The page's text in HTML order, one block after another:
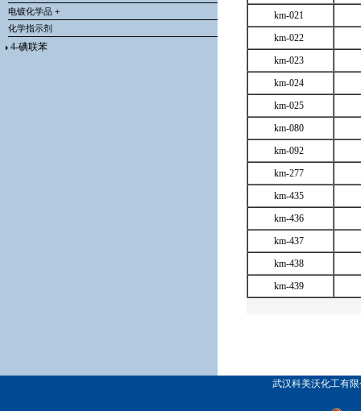
电镀化学品 +
化学指示剂
4-碘联苯
km-021
km-022
km-023
km-024
km-025
km-080
km-092
km-277
km-435
km-436
km-437
km-438
km-439
武汉科美沃化工有